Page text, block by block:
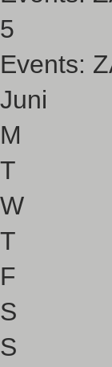
5
Events:
Juni
M
T
W
T
F
S
S